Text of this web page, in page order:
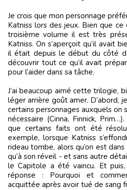
Je crois que mon personnage
Katniss lors des jeux. Bien que
troisième volume il est très
Katniss. On s’aperçoit qu’il avait
il était depuis le début du côté
découvrir tout ce qu’il avait
pour l’aider dans sa tâche.
J’ai beaucoup aimé cette trilogie,
léger arrière goût amer. D’abord,
certains personnages auxquels on
nécessaire (Cinna, Finnick,
que certains faits ont été
exemple, lorsque Katniss
rideau tombe, alors qu’on est dans
qu’à son réveil - et sans autre
le Capitole a été vaincu. Et
réponse : Pourquoi et
acquittée après avoir tué de sang